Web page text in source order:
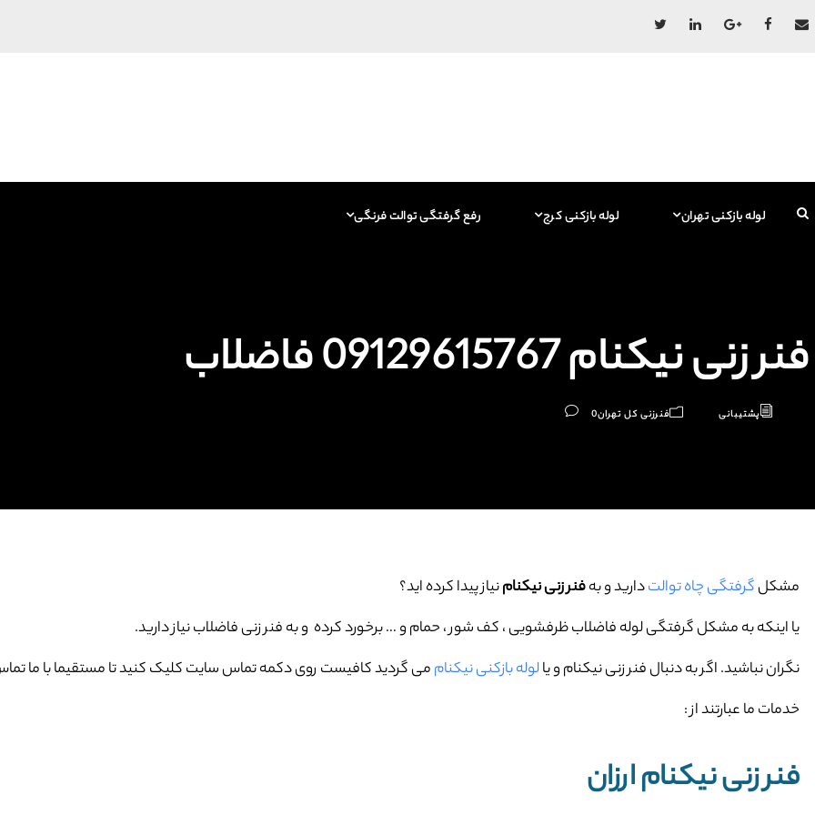
رفع گرفتگی توالت فرنگی لوله بازکنی کرج لوله بازکنی تهران
فنر زنی نیکنام 09129615767 فاضلاب
پشتیبانی فنرزنی کل تهران0
مشکلگرفتگی چاه توالتدارید و بهفنر زنی نیکنامنیاز پیدا کرده اید؟
یا اینکه به مشکل گرفتگی لوله فاضلاب ظرفشویی ، کف شور ، حمام و … برخورد کرده و به فنر زنی فاضلاب نیاز دارید.
نگران نباشید. اگر به دنبال فنر زنی نیکنام و یالوله بازکنی نیکناممی گردید کافیست روی دکمه تماس سایت کلیک کنید تا مستقیما با ما
خدمات ما عبارتند از :
فنر زنی نیکنام ارزان